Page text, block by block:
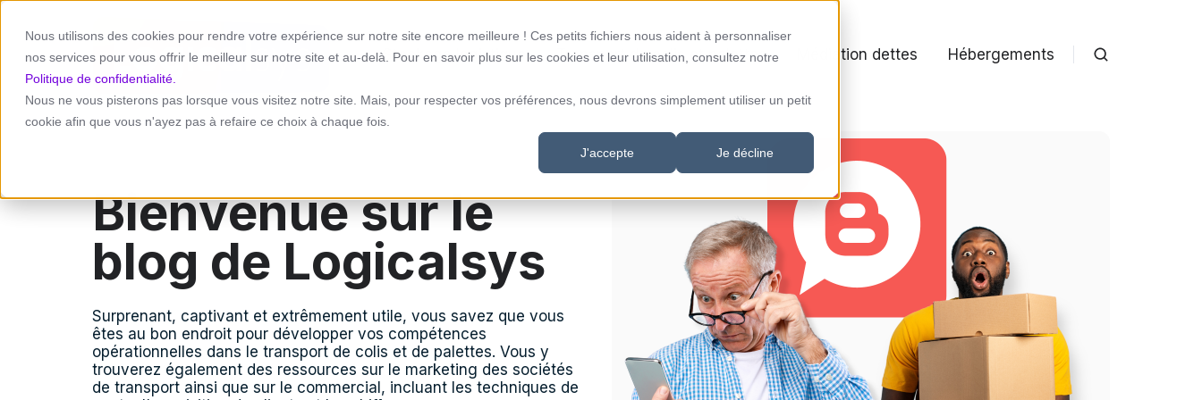
Nous utilisons des cookies pour rendre votre expérience sur notre site encore meilleure ! Ces petits fichiers nous aident à personnaliser
nos services pour vous offrir le meilleur sur notre site et au-delà. Pour en savoir plus sur les cookies et leur utilisation, consultez notre
Politique de confidentialité.
Nous ne vous pisterons pas lorsque vous visitez notre site. Mais, pour respecter vos préférences, nous devrons simplement utiliser un petit
cookie afin que vous n'ayez pas à refaire ce choix à chaque fois.
J'accepte Je décline
Stockage logistique Transport de colis et palettes Médiation dettes Hébergements
Bienvenue sur le
blog de Logicalsys
Surprenant, captivant et extrêmement utile, vous savez que vous
êtes au bon endroit pour développer vos compétences
opérationnelles dans le transport de colis et de palettes. Vous y
trouverez également des ressources sur le marketing des sociétés
de transport ainsi que sur le commercial, incluant les techniques de